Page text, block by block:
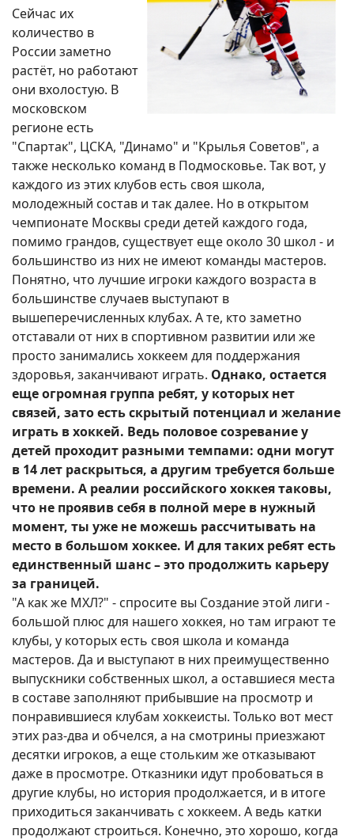
Сейчас их
количество в
России заметно
растёт, но работают
они вхолостую. В
московском
регионе есть
"Спартак", ЦСКА, "Динамо" и "Крылья Советов", а
также несколько команд в Подмосковье. Так вот, у
каждого из этих клубов есть своя школа,
молодежный состав и так далее. Но в открытом
чемпионате Москвы среди детей каждого года,
помимо грандов, существует еще около 30 школ - и
большинство из них не имеют команды мастеров.
Понятно, что лучшие игроки каждого возраста в
большинстве случаев выступают в
вышеперечисленных клубах. А те, кто заметно
отставали от них в спортивном развитии или же
просто занимались хоккеем для поддержания
здоровья, заканчивают играть. Однако, остается
еще огромная группа ребят, у которых нет
связей, зато есть скрытый потенциал и желание
играть в хоккей. Ведь половое созревание у
детей проходит разными темпами: одни могут
в 14 лет раскрыться, а другим требуется больше
времени. А реалии российского хоккея таковы,
что не проявив себя в полной мере в нужный
момент, ты уже не можешь рассчитывать на
место в большом хоккее. И для таких ребят есть
единственный шанс – это продолжить карьеру
за границей.
"А как же МХЛ?" - спросите вы Создание этой лиги -
большой плюс для нашего хоккея, но там играют те
клубы, у которых есть своя школа и команда
мастеров. Да и выступают в них преимущественно
выпускники собственных школ, а оставшиеся места
в составе заполняют прибывшие на просмотр и
понравившиеся клубам хоккеисты. Только вот мест
этих раз-два и обчелся, а на смотрины приезжают
десятки игроков, а еще стольким же отказывают
даже в просмотре. Отказники идут пробоваться в
другие клубы, но история продолжается, и в итоге
приходиться заканчивать с хоккеем. А ведь катки
продолжают строиться. Конечно, это хорошо, когда